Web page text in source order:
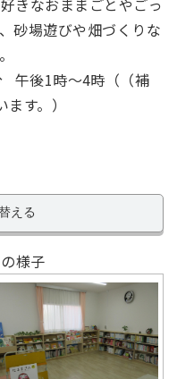
きなおままごとやごっ
砂場遊びや畑づくりな
午後1時～4時（（補
す。）
える
様子